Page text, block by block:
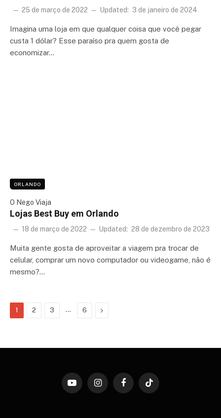
25 de março de 2022 Updated: 3 de janeiro de 2024
Imagina uma loja em que qualquer coisa que você pegar
custa 1 dólar? Esse paraíso pra quem gosta de
economizar…
ORLANDO
O Nego Viaja
Lojas Best Buy em Orlando
18 de março de 2022 Updated: 28 de dezembro de 2023
Muita gente gosta de aproveitar a viagem pra trocar de
celular, comprar um novo computador ou videogame, não é
mesmo?…
1 2 3 … 6 Next
YouTubeInstagramFacebookTikTok